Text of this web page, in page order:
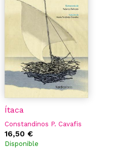
Ítaca
Constandinos P. Cavafis
16,50 €
Disponible